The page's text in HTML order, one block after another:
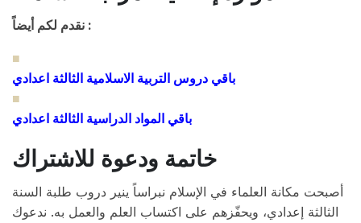
نقدم لكم أيضاً :
■
باقي دروس التربية الاسلامية الثالثة اعدادي
■
باقي المواد الدراسية الثالثة اعدادي
خاتمة ودعوة للاشتراك
أصبحت مكانة العلماء في الإسلام نبراساً ينير دروب طلبة السنة
الثالثة إعدادي، ويحفّزهم على اكتساب العلم والعمل به. ندعوك